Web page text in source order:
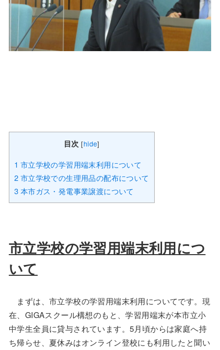
目次 [hide]
1 市立学校の学習用端末利用について
2 市立学校での生理用品の配布について
3 本市ガス・発電事業譲渡について
市立学校の学習用端末利用につ
いて
まずは、市立学校の学習用端末利用についてです。現
在、GIGAスクール構想のもと、学習用端末が本市立小
中学生全員に貸与されています。5月頃からは家庭へ持
ち帰らせ、夏休みはオンライン登校にも利用したと聞い